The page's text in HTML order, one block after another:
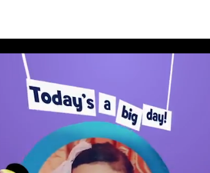
จำเดือนมีนาคม 2562 อัลบั้ม 6